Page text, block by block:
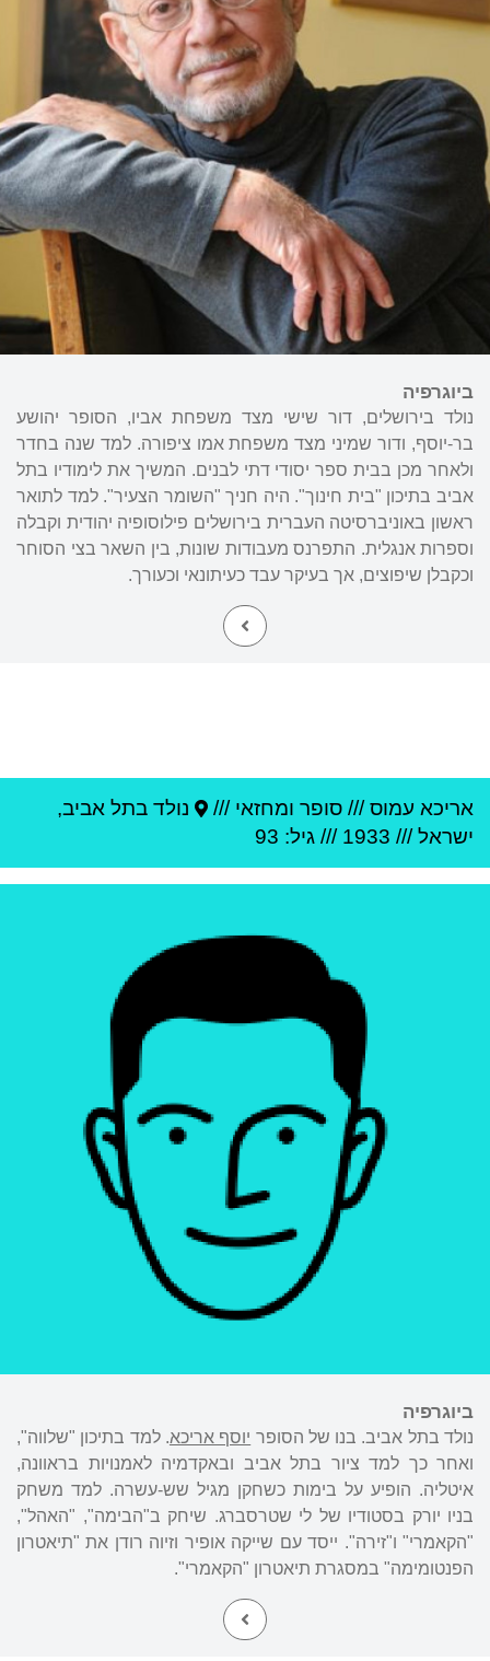
ביוגרפיה
נולד בירושלים, דור שישי מצד משפחת אביו, הסופר יהושע
בר-יוסף, ודור שמיני מצד משפחת אמו ציפורה. למד שנה בחדר
ולאחר מכן בבית ספר יסודי דתי לבנים. המשיך את לימודיו בתל
אביב בתיכון "בית חינוך". היה חניך "השומר הצעיר". למד לתואר
ראשון באוניברסיטה העברית בירושלים פילוסופיה יהודית וקבלה
וספרות אנגלית. התפרנס מעבודות שונות, בין השאר בצי הסוחר
וכקבלן שיפוצים, אך בעיקר עבד כעיתונאי וכעורך.
אריכא עמוס/// סופר ומחזאי /// נולד בתל אביב,
ישראל///
1933 /// גיל: 93
ביוגרפיה
נולד בתל אביב. בנו של הסופר יוסף אריכא. למד בתיכון "שלווה",
ואחר כך למד ציור בתל אביב ובאקדמיה לאמנויות בראוונה,
איטליה. הופיע על בימות כשחקן מגיל שש-עשרה. למד משחק
בניו יורק בסטודיו של לי שטרסברג. שיחק ב"הבימה", "האהל",
"הקאמרי" ו"זירה". ייסד עם שייקה אופיר וזיוה רודן את "תיאטרון
הפנטומימה" במסגרת תיאטרון "הקאמרי".